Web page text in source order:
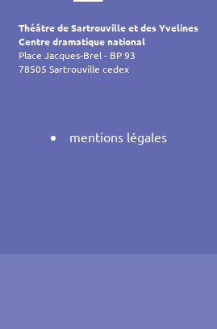
Théâtre de Sartrouville et des Yvelines
Centre dramatique national
Place Jacques-Brel - BP 93
78505 Sartrouville cedex
mentions légales